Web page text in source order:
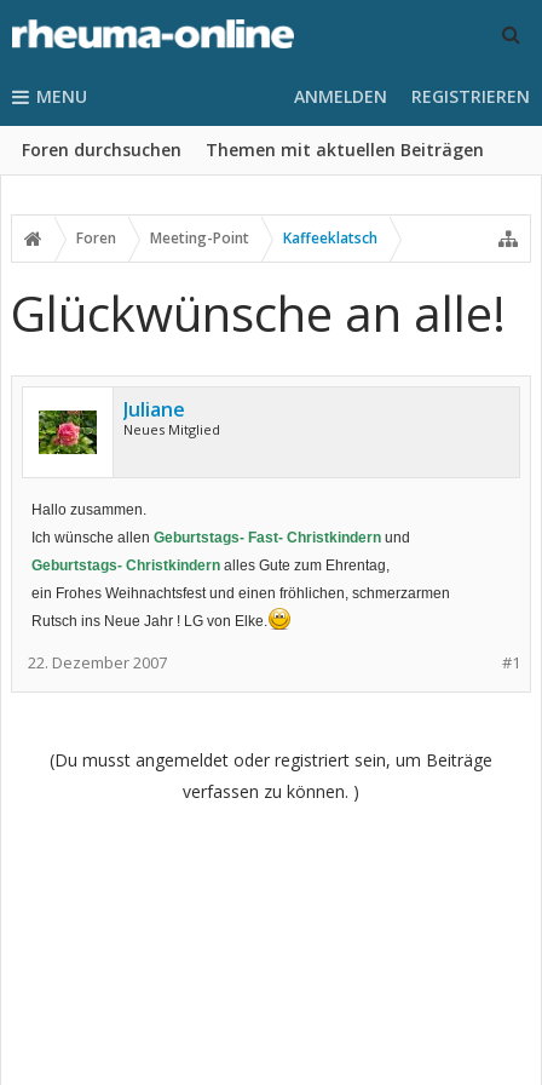
MENU
Foren durchsuchen Themen mit aktuellen Beiträgen
ANMELDEN REGISTRIEREN
Foren Meeting-Point Kaffeeklatsch
Glückwünsche an alle!
Juliane
Neues Mitglied
Hallo zusammen.
Ich wünsche allen Geburtstags- Fast- Christkindern und
Geburtstags- Christkindern alles Gute zum Ehrentag,
ein Frohes Weihnachtsfest und einen fröhlichen, schmerzarmen
Rutsch ins Neue Jahr ! LG von Elke.
#1
22. Dezember 2007
(Du musst angemeldet oder registriert sein, um Beiträge
verfassen zu können. )